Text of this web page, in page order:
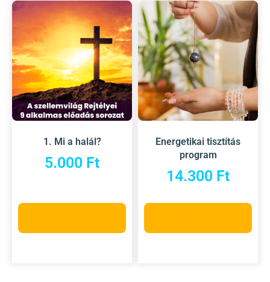
1. Mi a halál?
5.000 Ft
Energetikai tisztítás
program
14.300 Ft